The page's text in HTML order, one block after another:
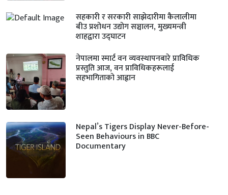
सहकारी र सरकारी साझेदारीमा कैलालीमा
बीउ प्रशोधन उद्योग सञ्चालन, मुख्यमन्त्री
शाहद्वारा उद्घाटन
नेपालमा स्मार्ट वन व्यवस्थापनबारे प्राविधिक
प्रस्तुति आज, वन प्राविधिकहरूलाई
सहभागिताको आह्वान
Nepal’s Tigers Display Never-Before-
Seen Behaviours in BBC
Documentary